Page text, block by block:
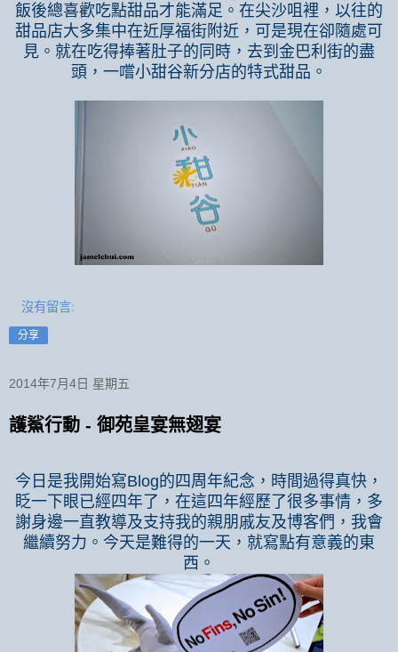
飯後總喜歡吃點甜品才能滿足。在尖沙咀裡，以往的
甜品店大多集中在近厚福街附近，可是現在卻隨處可
見。就在吃得捧著肚子的同時，去到金巴利街的盡
頭，一嚐小甜谷新分店的特式甜品。
沒有留言:
分享
2014年7月4日 星期五
護鯊行動 - 御苑皇宴無翅宴
今日是我開始寫Blog的四周年紀念，時間過得真快，
眨一下眼已經四年了，在這四年經歷了很多事情，多
謝身邊一直教導及支持我的親朋戚友及博客們，我會
繼續努力。今天是難得的一天，就寫點有意義的東
西。